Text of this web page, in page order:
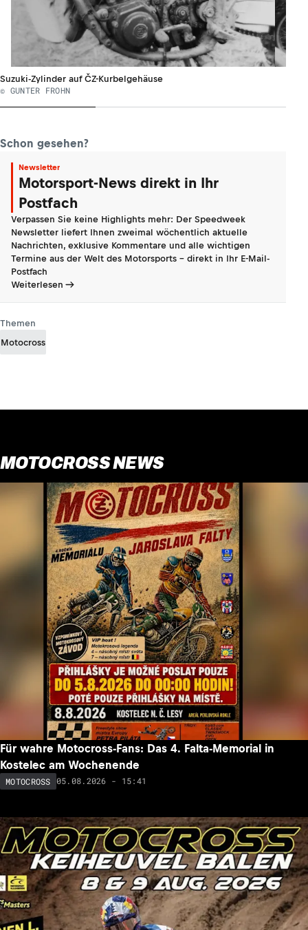
Suzuki-Zylinder auf ČZ-Kurbelgehäuse
© GUNTER FROHN
Schon gesehen?
Newsletter
Motorsport-News direkt in Ihr
Postfach
Verpassen Sie keine Highlights mehr: Der Speedweek
Newsletter liefert Ihnen zweimal wöchentlich aktuelle
Nachrichten, exklusive Kommentare und alle wichtigen
Termine aus der Welt des Motorsports - direkt in Ihr E-Mail-
Postfach
Weiterlesen
Themen
Motocross
MOTOCROSS NEWS
Für wahre Motocross-Fans: Das 4. Falta-Memorial in
Kostelec am Wochenende
MOTOCROSS 05.08.2026 - 15:41